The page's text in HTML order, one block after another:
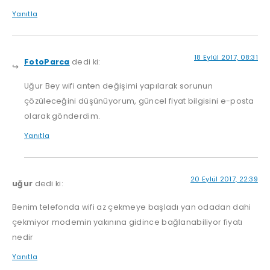
Yanıtla
FotoParca dedi ki: 18 Eylül 2017, 08:31
Uğur Bey wifi anten değişimi yapılarak sorunun
çözüleceğini düşünüyorum, güncel fiyat bilgisini e-posta
olarak gönderdim.
Yanıtla
uğur dedi ki: 20 Eylül 2017, 22:39
Benim telefonda wifi az çekmeye başladı yan odadan dahi
çekmiyor modemin yakınına gidince bağlanabiliyor fiyatı
nedir
Yanıtla